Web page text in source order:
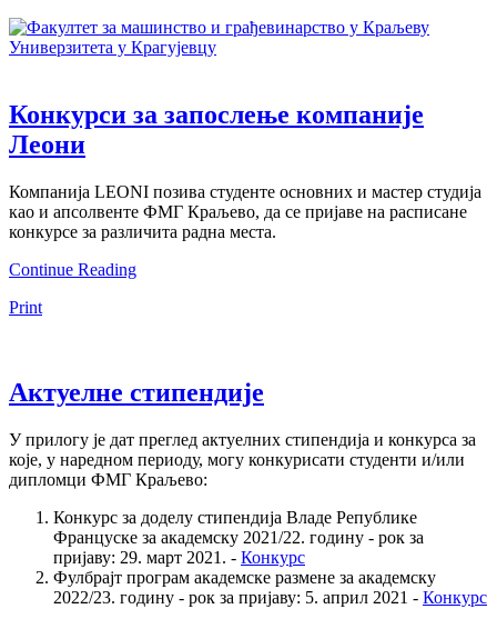
Конкурси за запослење компаније
Леони
Компанија LEONI позива студенте основних и мастер студија
као и апсолвенте ФМГ Краљево, да се пријаве на расписане
конкурсе за различита радна места.
Continue Reading
Print
Актуелне стипендије
У прилогу је дат преглед актуелних стипендија и конкурса за
које, у наредном периоду, могу конкурисати студенти и/или
дипломци ФМГ Краљево:
Конкурс за доделу стипендија Владе Републике
Француске за академску 2021/22. годину - рок за
пријаву: 29. март 2021. - Конкурс
Фулбрајт програм академске размене за академску
2022/23. годину - рок за пријаву: 5. април 2021 - Конкурс